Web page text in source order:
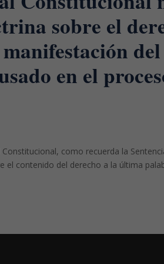
sobre el
en el
como recuerda la
contenido del derecho a la última